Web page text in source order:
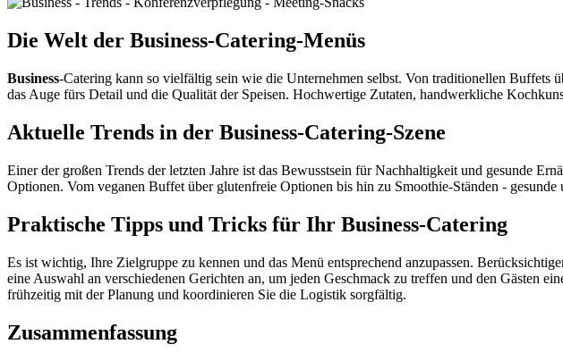
Die Welt der Business-Catering-Menüs
Business-Catering kann so vielfältig sein wie die Unternehmen selbst. Von traditionellen
das Auge fürs Detail und die Qualität der Speisen. Hochwertige Zutaten, handwerkliche
Aktuelle Trends in der Business-Catering-Szene
Einer der großen Trends der letzten Jahre ist das Bewusstsein für Nachhaltigkeit und gesunde
Optionen. Vom veganen Buffet über glutenfreie Optionen bis hin zu Smoothie-Ständen -
Praktische Tipps und Tricks für Ihr Business-Catering
Es ist wichtig, Ihre Zielgruppe zu kennen und das Menü entsprechend anzupassen.
eine Auswahl an verschiedenen Gerichten an, um jeden Geschmack zu treffen und den Gästen
frühzeitig mit der Planung und koordinieren Sie die Logistik sorgfältig.
Zusammenfassung